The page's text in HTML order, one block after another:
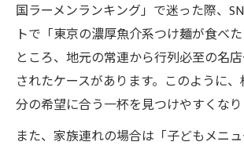
国ラーメンランキング」で迷った際、
トで「東京の濃厚魚介系つけ麺が食べ
ところ、地元の常連から行列必至の名
されたケースがあります。このように
分の希望に合う一杯を見つけやすくなり
また、家族連れの場合は「子どもメニュ